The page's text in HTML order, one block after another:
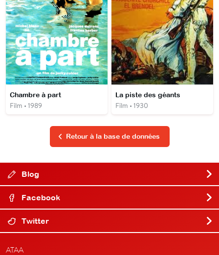
Chambre à part
Film • 1989
La piste des géants
Film • 1930
Retour à la base de données
Blog
Facebook
Twitter
ATAA